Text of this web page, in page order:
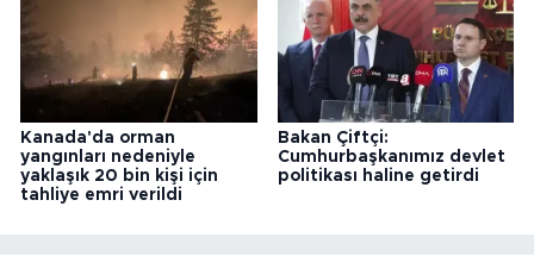
Kanada'da orman
yangınları nedeniyle
yaklaşık 20 bin kişi için
tahliye emri verildi
Bakan Çiftçi:
Cumhurbaşkanımız devlet
politikası haline getirdi